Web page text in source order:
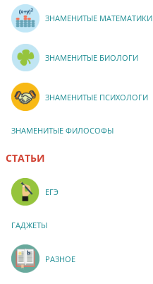
ЗНАМЕНИТЫЕ МАТЕМАТИКИ
ЗНАМЕНИТЫЕ БИОЛОГИ
ЗНАМЕНИТЫЕ ПСИХОЛОГИ
ЗНАМЕНИТЫЕ ФИЛОСОФЫ
СТАТЬИ
ЕГЭ
ГАДЖЕТЫ
РАЗНОЕ